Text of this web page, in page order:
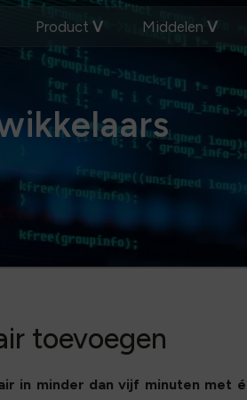
Product Middelen
toevoegen
in minder dan vijf minuten met